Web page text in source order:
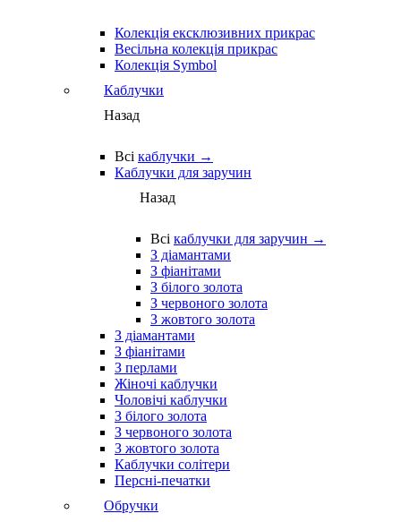
Колекція ексклюзивних прикрас
Весільна колекція прикрас
Колекція Symbol
Каблучки
Назад
Всі каблучки →
Каблучки для заручин
Назад
Всі каблучки для заручин →
З діамантами
З фіанітами
З білого золота
З червоного золота
З жовтого золота
З діамантами
З фіанітами
З перлами
Жіночі каблучки
Чоловічі каблучки
З білого золота
З червоного золота
З жовтого золота
Каблучки солітери
Персні-печатки
Обручки